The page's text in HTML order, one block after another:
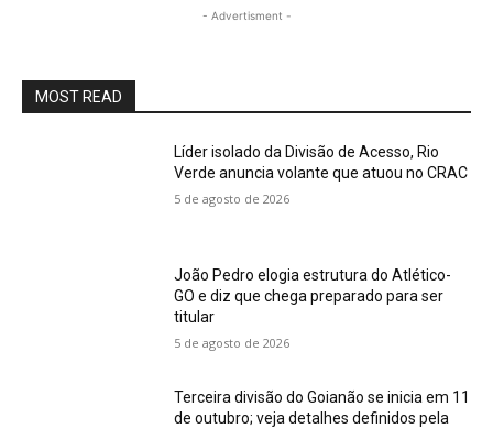
- Advertisment -
MOST READ
Líder isolado da Divisão de Acesso, Rio
Verde anuncia volante que atuou no CRAC
5 de agosto de 2026
João Pedro elogia estrutura do Atlético-
GO e diz que chega preparado para ser
titular
5 de agosto de 2026
Terceira divisão do Goianão se inicia em 11
de outubro; veja detalhes definidos pela